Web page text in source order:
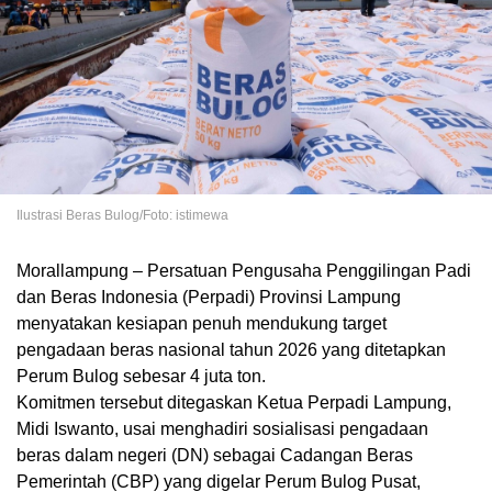
Ilustrasi Beras Bulog/Foto: istimewa
Morallampung – Persatuan Pengusaha Penggilingan Padi
dan Beras Indonesia (Perpadi) Provinsi Lampung
menyatakan kesiapan penuh mendukung target
pengadaan beras nasional tahun 2026 yang ditetapkan
Perum Bulog sebesar 4 juta ton.
Komitmen tersebut ditegaskan Ketua Perpadi Lampung,
Midi Iswanto, usai menghadiri sosialisasi pengadaan
beras dalam negeri (DN) sebagai Cadangan Beras
Pemerintah (CBP) yang digelar Perum Bulog Pusat,